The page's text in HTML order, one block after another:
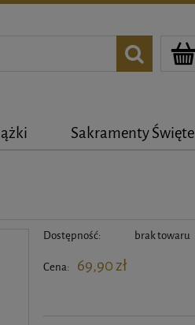
Sakramenty Święte
Dostępność: brak towaru
Cena: 69,90 zł